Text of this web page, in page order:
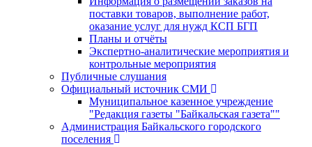
поставки товаров, выполнение работ,
оказание услуг для нужд КСП БГП
Планы и отчёты
Экспертно-аналитические мероприятия и
контрольные мероприятия
Публичные слушания
Официальный источник СМИ
Муниципальное казенное учреждение
"Редакция газеты "Байкальская газета""
Администрация Байкальского городского
поселения